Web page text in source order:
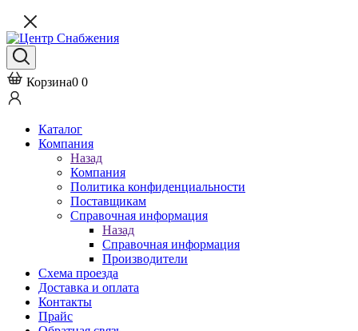
Корзина0 0
Каталог
Компания
Назад
Компания
Политика конфиденциальности
Поставщикам
Справочная информация
Назад
Справочная информация
Производители
Схема проезда
Доставка и оплата
Контакты
Прайс